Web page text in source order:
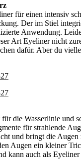
für einen intensiv
Der im Stiel
Anwendung.
Art Eyeliner nicht
dafür. Aber du
die Wasserlinie und
für strahlende
und bringt die Augen
Augen ein kleiner
kann auch als